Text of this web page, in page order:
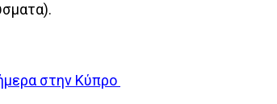
στην Κύπρο